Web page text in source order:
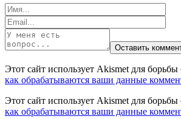
Этот сайт использует Akismet для
как обрабатываются ваши данные
Этот сайт использует Akismet для
как обрабатываются ваши данные